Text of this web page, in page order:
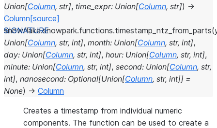
Union[Column, str], time_expr: Union[Column, str]) →
Column [source]
snowflake.snowpark.functions.timestamp_ntz_from_parts(
Union[Column, str, int], month: Union[Column, str, int],
day: Union[Column, str, int], hour: Union[Column, str, int],
minute: Union[Column, str, int], second: Union[Column, str,
int], nanosecond: Optional[Union[Column, str, int]] =
None) → Column
Creates a timestamp from individual numeric
components. The function can be used to create a